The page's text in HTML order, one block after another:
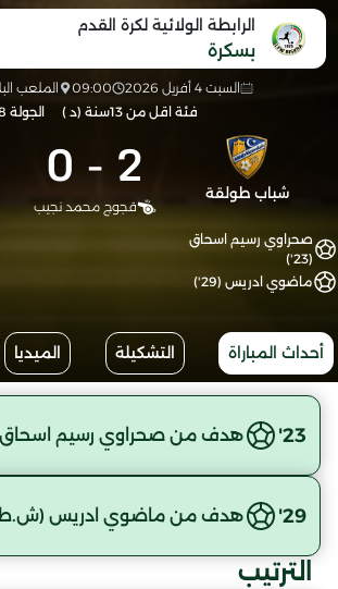
الرابطة الولائية لكرة القدم
بسكرة
السبت 4 أفريل 2026 09:00
الملعب
فئة اقل من 13سنة (د )
الجولة 18
شباب طولقة 2
-
0
قجوج محمد نجيب
صحراوي رسيم اسحاق
(23')
ماضوي ادريس (29')
أحداث المباراة التشكيلة الميديا
23' هدف من صحراوي رسيم
29' هدف من ماضوي ادريس
الترتيب